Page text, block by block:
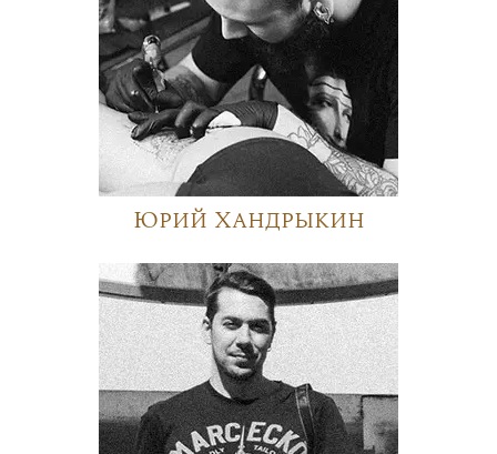
Юрий Хандрыкин